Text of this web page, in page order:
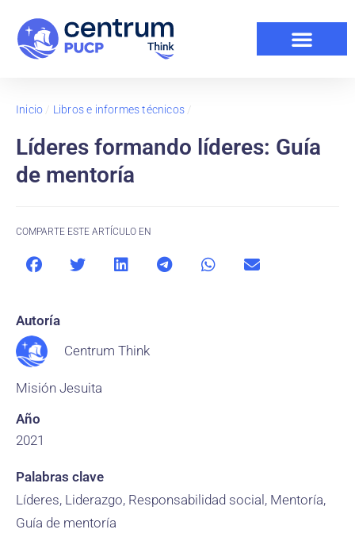
Inicio / Libros e informes técnicos /
Líderes formando líderes: Guía
de mentoría
COMPARTE ESTE ARTÍCULO EN
Autoría
Centrum Think
Misión Jesuita
Año
2021
Palabras clave
Líderes, Liderazgo, Responsabilidad social, Mentoría,
Guía de mentoría